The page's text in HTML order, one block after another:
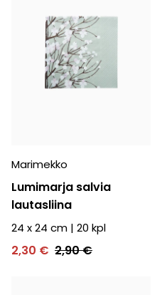
Marimekko
Lumimarja salvia
lautasliina
24 x 24 cm | 20 kpl
2,30 € 2,90 €